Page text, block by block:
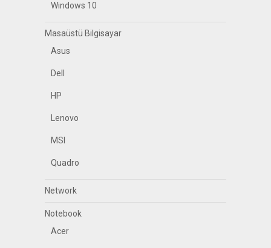
Windows 10
Masaüstü Bilgisayar
Asus
Dell
HP
Lenovo
MSI
Quadro
Network
Notebook
Acer